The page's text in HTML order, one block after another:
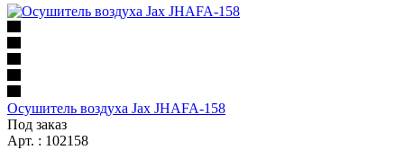
Осушитель воздуха Jax JHAFA-158
Под заказ
Арт. : 102158